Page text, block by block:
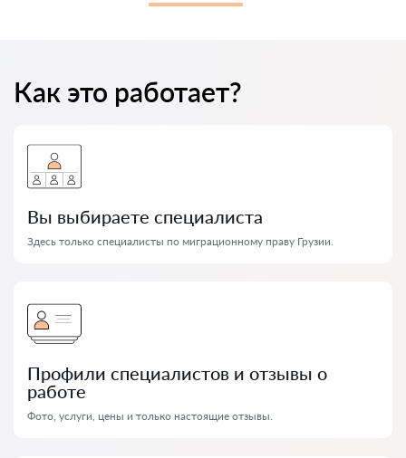
Как это работает?
Вы выбираете специалиста
Здесь только специалисты по миграционному праву Грузии.
Профили специалистов и отзывы о
работе
Фото, услуги, цены и только настоящие отзывы.